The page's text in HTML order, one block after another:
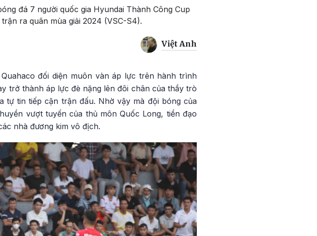
đá 7 người quốc gia Hyundai Thành Công Cup
ra quân mùa giải 2024 (VSC-S4).
Việt Anh
đối diện muôn vàn áp lực trên hành trình
trở thành áp lực đè nặng lên đôi chân của thầy trò
tự tin tiếp cận trận đấu. Nhờ vậy mà đội bóng của
vượt tuyến của thủ môn Quốc Long, tiền đạo
nhà đương kim vô địch.